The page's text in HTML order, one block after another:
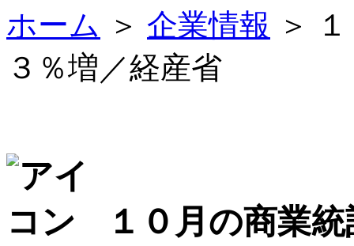
ホーム ＞ 企業情報 ＞
３％増／経産省
１０月の商業